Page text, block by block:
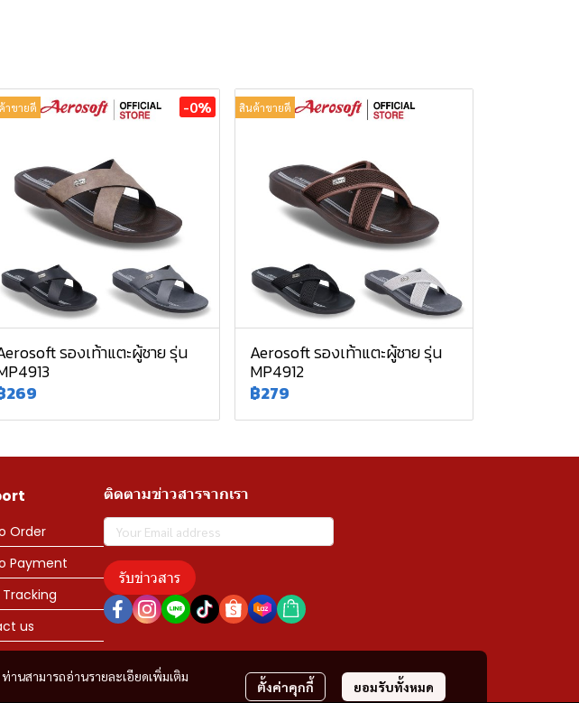
าขายดี -0%
รองเท้าแตะผู้ชาย รุ่น
269
สินค้าขายดี
Aerosoft รองเท้าแตะผู้ชาย รุ่น
MP4912
฿279
นสามารถอ่านรายละเอียดเพิ่มเติม
ตั้งค่าคุกกี้ ยอมรับทั้งหมด
Order
Payment
us
ติดตามข่าวสารจากเรา
รับข่าวสาร